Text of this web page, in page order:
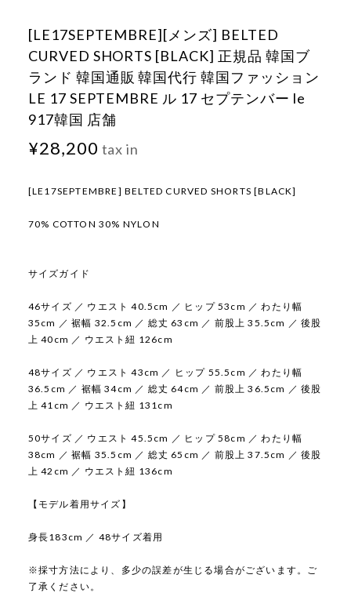
[LE17SEPTEMBRE][メンズ] BELTED
CURVED SHORTS [BLACK] 正規品 韓国ブ
ランド 韓国通販 韓国代行 韓国ファッション
LE 17 SEPTEMBRE ル 17 セプテンバー le
917韓国 店舗
¥28,200 tax in
[LE17SEPTEMBRE] BELTED CURVED SHORTS [BLACK]
70% COTTON 30% NYLON
サイズガイド
46サイズ ／ ウエスト 40.5cm ／ ヒップ 53cm ／ わたり幅
35cm ／ 裾幅 32.5cm ／ 総丈 63cm ／ 前股上 35.5cm ／ 後股
上 40cm ／ ウエスト紐 126cm
48サイズ ／ ウエスト 43cm ／ ヒップ 55.5cm ／ わたり幅
36.5cm ／ 裾幅 34cm ／ 総丈 64cm ／ 前股上 36.5cm ／ 後股
上 41cm ／ ウエスト紐 131cm
50サイズ ／ ウエスト 45.5cm ／ ヒップ 58cm ／ わたり幅
38cm ／ 裾幅 35.5cm ／ 総丈 65cm ／ 前股上 37.5cm ／ 後股
上 42cm ／ ウエスト紐 136cm
【モデル着用サイズ】
身長183cm ／ 48サイズ着用
※採寸方法により、多少の誤差が生じる場合がございます。ご
了承ください。